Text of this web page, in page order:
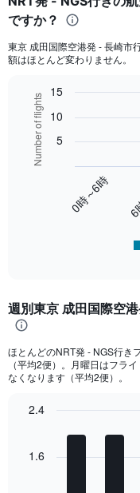
ですか？
東京 成田国際空港発 - 長崎市
額はほとんど変わりません。
Bar
chart
with
bars.
Range:
6
The
chart
displaying
Number
Chart
graphic.
Number of flights
0時～6時
5
10
15
週別東京 成田国際空
ほとんどのNRT​発 - NGS​行き
（平均2便）。月曜日はフラ
なくなります（平均2便）。
with
1.6
2.4